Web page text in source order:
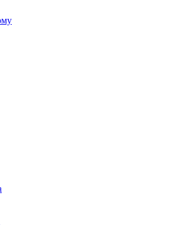
картинки, смешные истории,
приколы, карикатуры, шаржи, стихи,